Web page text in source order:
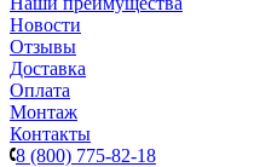
Новости
Отзывы
Доставка
Оплата
Монтаж
Контакты
8 (800) 775-82-18